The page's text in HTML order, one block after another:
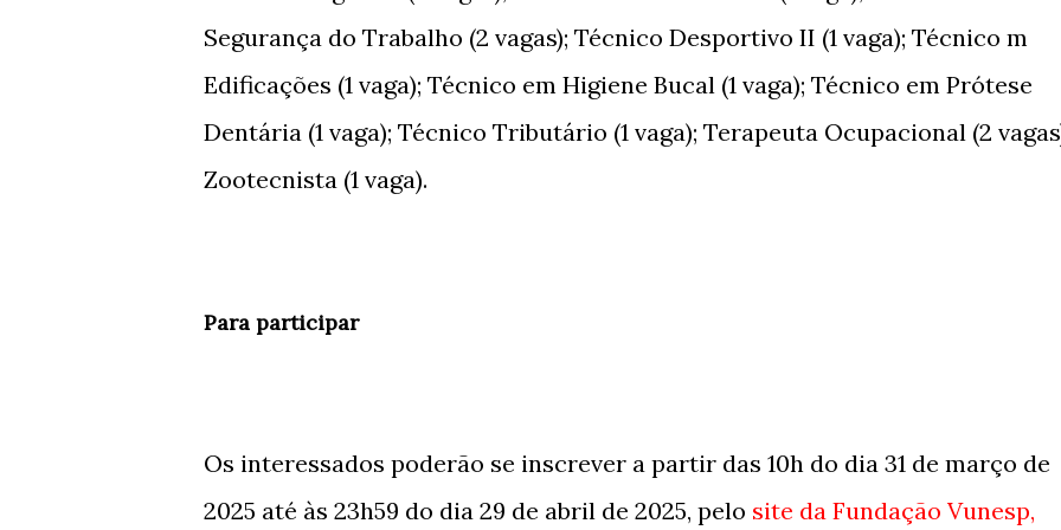
Segurança do Trabalho (2 vagas); Técnico Desportivo II (1 vaga); Técnico m
Edificações (1 vaga); Técnico em Higiene Bucal (1 vaga); Técnico em Prótese
Dentária (1 vaga); Técnico Tributário (1 vaga); Terapeuta Ocupacional (2
Zootecnista (1 vaga).
Para participar
Os interessados poderão se inscrever a partir das 10h do dia 31 de março de
2025 até às 23h59 do dia 29 de abril de 2025, pelo site da Fundação Vunesp,